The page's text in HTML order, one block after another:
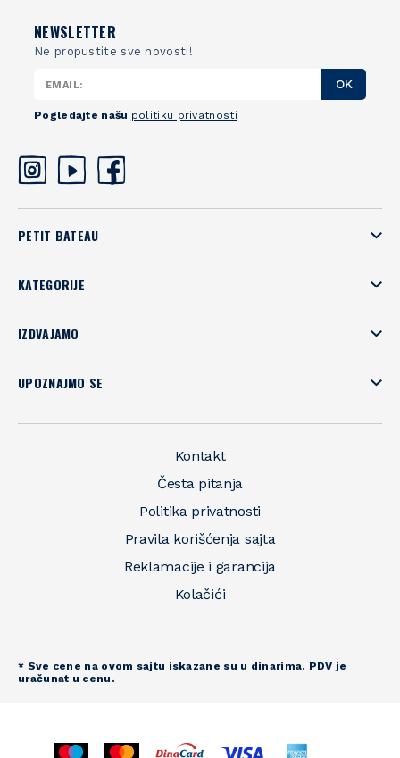
NEWSLETTER
Ne propustite sve novosti!
OK
Pogledajte našu politiku privatnosti
PETIT BATEAU
KATEGORIJE
IZDVAJAMO
UPOZNAJMO SE
Kontakt
Česta pitanja
Politika privatnosti
Pravila korišćenja sajta
Reklamacije i garancija
Kolačići
* Sve cene na ovom sajtu iskazane su u dinarima. PDV je
uračunat u cenu.